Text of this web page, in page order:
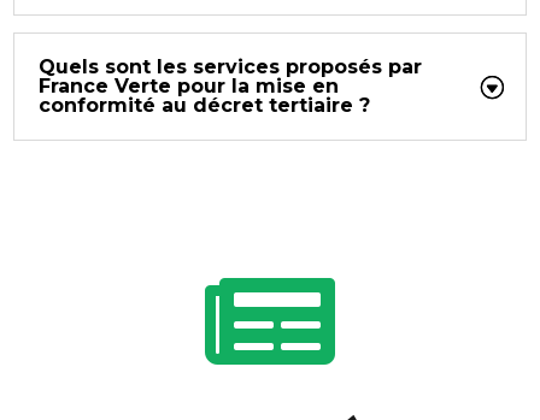
Quels sont les services proposés par
France Verte pour la mise en
conformité au décret tertiaire ?
